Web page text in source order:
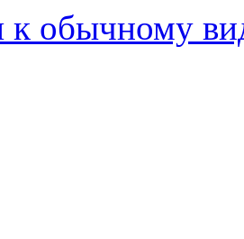
к обычному